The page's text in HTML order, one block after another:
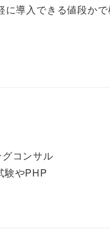
導入できる値段かで
コンサル
験やPHP